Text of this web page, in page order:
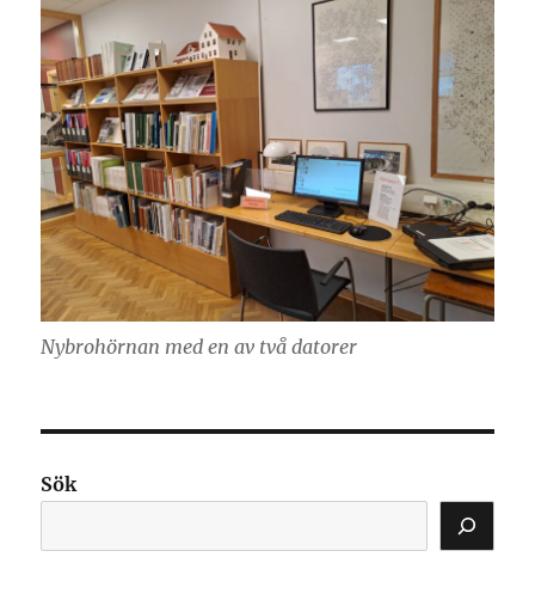
Nybrohörnan med en av två datorer
Sök